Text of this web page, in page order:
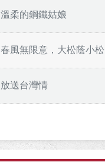
溫柔的鋼鐵姑娘
春風無限意，大松蔭小松
放送台灣情